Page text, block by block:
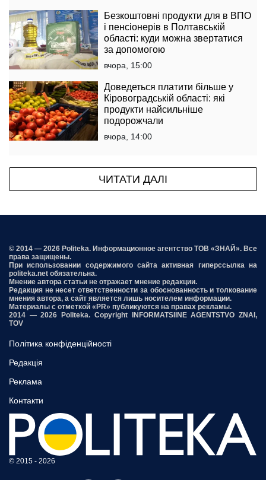
Безкоштовні продукти для в ВПО
і пенсіонерів в Полтавській
області: куди можна звертатися
за допомогою
вчора, 15:00
Доведеться платити більше у
Кіровоградській області: які
продукти найсильніше
подорожчали
вчора, 14:00
ЧИТАТИ ДАЛІ
© 2014 — 2026 Politeka. Информационное агентство ТОВ «ЗНАЙ». Все
права защищены.
При использовании содержимого сайта активная гиперссылка на
politeka.net обязательна.
Мнение автора статьи не отражает мнение редакции.
Редакция не несет ответственности за обоснованность и толкование
мнения автора, а сайт является лишь носителем информации.
Материалы с отметкой «PR» публикуются на правах рекламы.
2014 — 2026 Politeka. Copyright INFORMATSIINE AGENTSTVO ZNAI,
TOV
Політика конфіденційності
Редакція
Реклама
Контакти
© 2015 - 2026